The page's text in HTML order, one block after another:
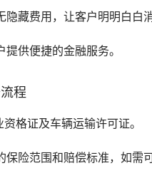
藏费用，让客户明明白白消
供便捷的金融服务。
程
格证及车辆运输许可证。
险范围和赔偿标准，如需